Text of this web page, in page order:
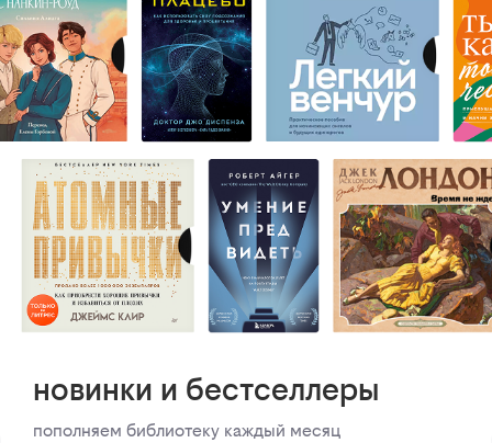
новинки и бестселлеры
пополняем библиотеку каждый месяц